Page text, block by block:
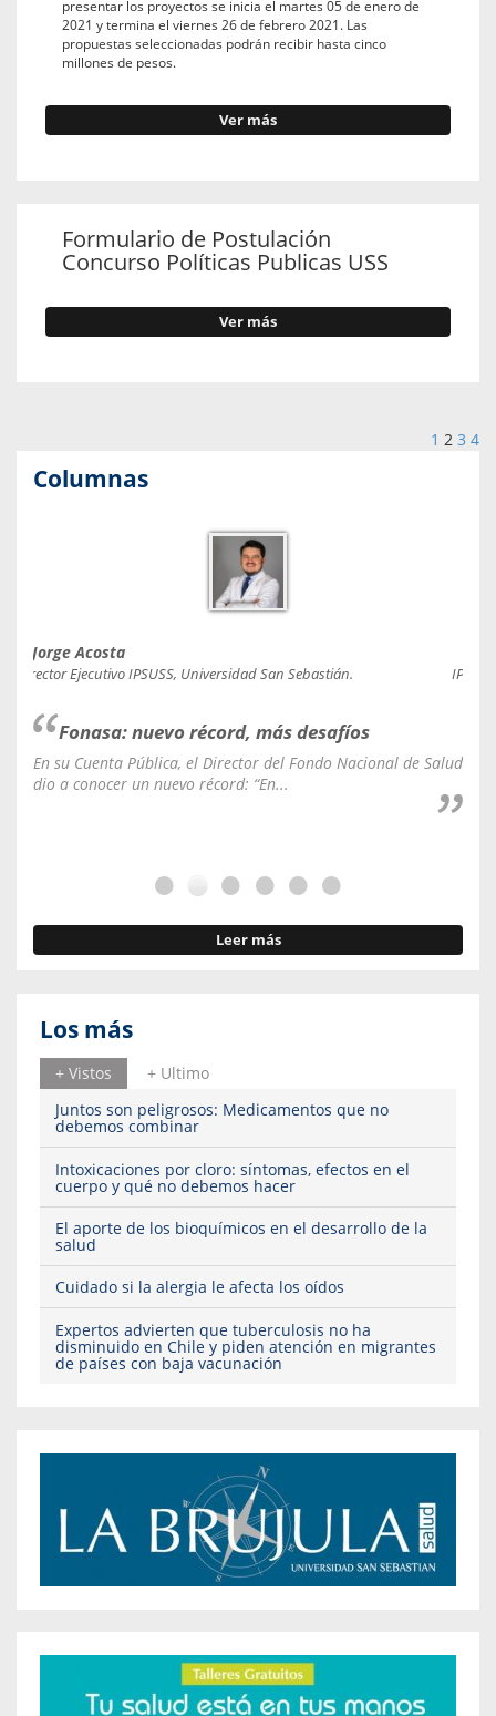
presentar los proyectos se inicia el martes 05 de enero de
2021 y termina el viernes 26 de febrero 2021. Las
propuestas seleccionadas podrán recibir hasta cinco
millones de pesos.
Ver más
Formulario de Postulación
Concurso Políticas Publicas USS
Ver más
1 2 3 4
Columnas
Jorge Acosta
Director Ejecutivo IPSUSS, Universidad San Sebastián.
Fonasa: nuevo récord, más desafíos
En su Cuenta Pública, el Director del Fondo Nacional de Salud
dio a conocer un nuevo récord: “En...
Leer más
Los más
+ Vistos
+ Ultimo
Juntos son peligrosos: Medicamentos que no
debemos combinar
Intoxicaciones por cloro: síntomas, efectos en el
cuerpo y qué no debemos hacer
El aporte de los bioquímicos en el desarrollo de la
salud
Cuidado si la alergia le afecta los oídos
Expertos advierten que tuberculosis no ha
disminuido en Chile y piden atención en migrantes
de países con baja vacunación